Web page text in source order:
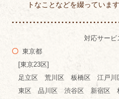
トなことなどを綴っています
対応サービ
東京都
[東京23区]
足立区 荒川区 板橋区 江戸
東区 品川区 渋谷区 新宿区